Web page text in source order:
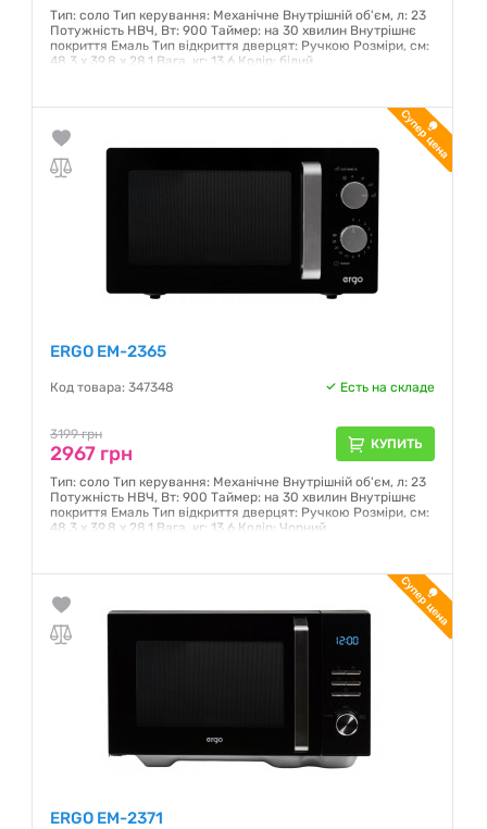
Тип: соло Тип керування: Механічне Внутрішній об'єм, л: 23
Потужність НВЧ, Вт: 900 Таймер: на 30 хвилин Внутрішнє
покриття Емаль Тип відкриття дверцят: Ручкою Розміри, см:
48.3 x 39.8 x 28.1 Вага, кг: 13.6 Колір: білий
ERGO EM-2365
Код товара: 347348 Есть на складе
3199 грн
2967 грн КУПИТЬ
Тип: соло Тип керування: Механічне Внутрішній об'єм, л: 23
Потужність НВЧ, Вт: 900 Таймер: на 30 хвилин Внутрішнє
покриття Емаль Тип відкриття дверцят: Ручкою Розміри, см:
48.3 x 39.8 x 28.1 Вага, кг: 13.6 Колір: Чорний
ERGO EM-2371